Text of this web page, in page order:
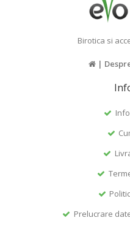
Birotica si
|
Prelucrare